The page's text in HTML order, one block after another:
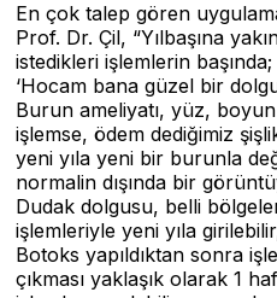
En çok talep gören
Prof. Dr. Çil, “Yılbaşına
istedikleri işlemlerin
‘Hocam bana güzel bir dolgu
Burun ameliyatı, yüz,
işlemse, ödem dediğimiz
yeni yıla yeni bir burunla
normalin dışında bir
Dudak dolgusu, belli
işlemleriyle yeni yıla
Botoks yapıldıktan sonra
çıkması yaklaşık olarak 1